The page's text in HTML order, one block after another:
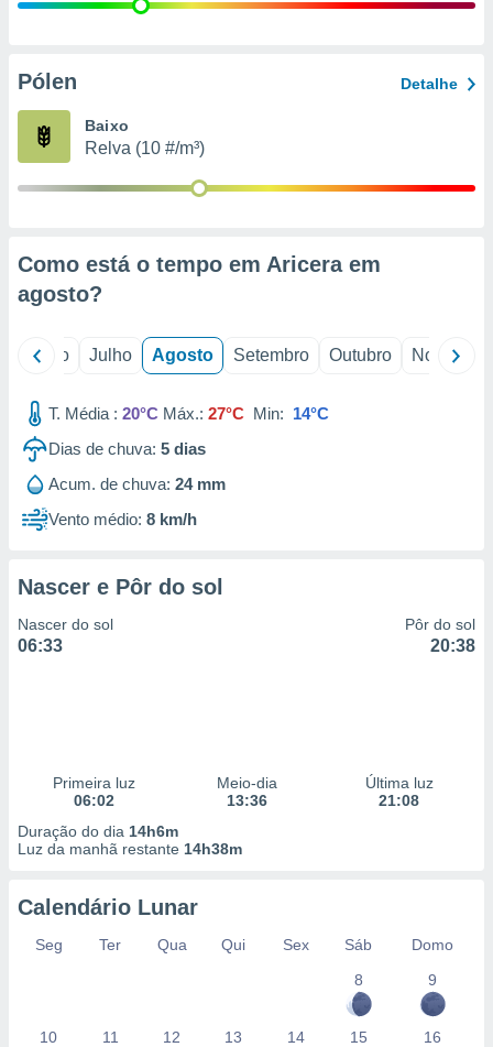
e
de
Pólen Detalhe
Baixo
Relva (10 #/m³)
Como está o tempo em Aricera em
agosto?
Junho Julho Agosto Setembro Outubro Novembro
T. Média : 20°C Máx.: 27°C Min: 14°C
Dias de chuva: 5 dias
Acum. de chuva: 24 mm
Vento médio: 8 km/h
Nascer e Pôr do sol
Nascer do sol
06:33
Pôr do sol
20:38
Primeira luz
06:02
Meio-dia
13:36
Última luz
21:08
Duração do dia 14h6m
Luz da manhã restante 14h38m
Calendário Lunar
Seg Ter Qua Qui Sex Sáb
Domo
8
9
10 11 12 13 14 15 16